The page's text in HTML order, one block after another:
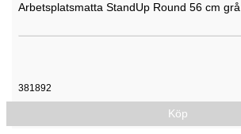
Arbetsplatsmatta StandUp Round 56 cm grå
381892
Köp